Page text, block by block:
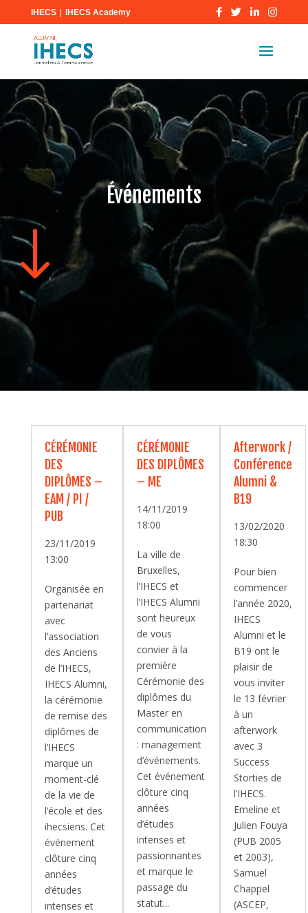
IHECS| IHECS Academy
Événements
"
CÉRÉMONIE
DES
DIPLÔMES –
EAM / PI /
PUB
23/11/2019
13:00
Organisée en
partenariat
avec
l’association
des Anciens
de l’IHECS,
IHECS Alumni,
la cérémonie
de remise des
diplômes de
l’IHECS
marque un
moment-clé
de la vie de
l’école et des
ihecsiens. Cet
événement
clôture cinq
années
d’études
intenses et
CÉRÉMONIE
DES DIPLÔMES
– ME
14/11/2019
18:00
La ville de
Bruxelles,
l’IHECS et
l’IHECS Alumni
sont heureux
de vous
convier à la
première
Cérémonie des
diplômes du
Master en
communication
: management
d’événements.
Cet événement
clôture cinq
années
d’études
intenses et
passionnantes
et marque le
passage du
statut...
Afterwork /
Conférence
Alumni &
B19
13/02/2020
18:30
Pour bien
commencer
l’année 2020,
IHECS
Alumni et le
B19 ont le
plaisir de
vous inviter
le 13 février
à un
afterwork
avec 3
Success
Storties de
l’IHECS.
Emeline et
Julien Fouya
(PUB 2005
et 2003),
Samuel
Chappel
(ASCEP,